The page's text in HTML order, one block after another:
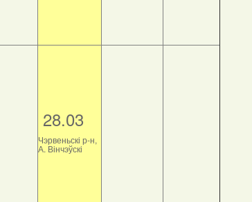
28.03
Чэрвеньскі р-н,
А. Вінчэўскі